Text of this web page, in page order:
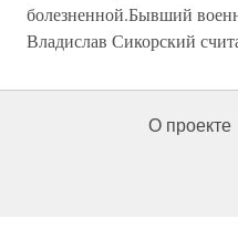
болезненной.Бывший
Владислав Сикорский
О проекте